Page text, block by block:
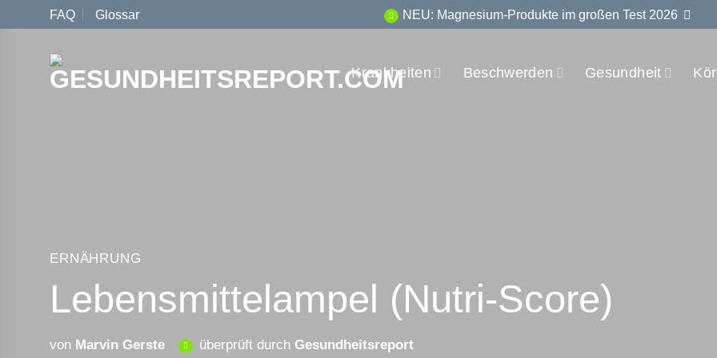
Inhalt
springen
FAQ Glossar NEU: Magnesium-Produkte im großen Test 2026
Krankheiten Beschwerden Gesundheit
ERNÄHRUNG
Lebens­mittel­ampel (Nutri-Score)
von Marvin Gerste überprüft durch Gesundheitsreport